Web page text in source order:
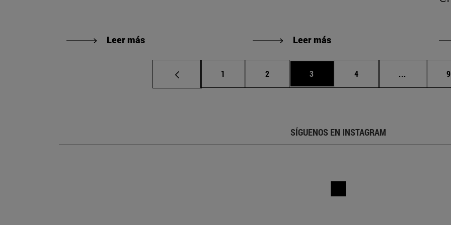
Leer más Leer más
Página
1 Página
2 Página
3 Página
4 ... Páginas
SÍGUENOS EN INSTAGRAM